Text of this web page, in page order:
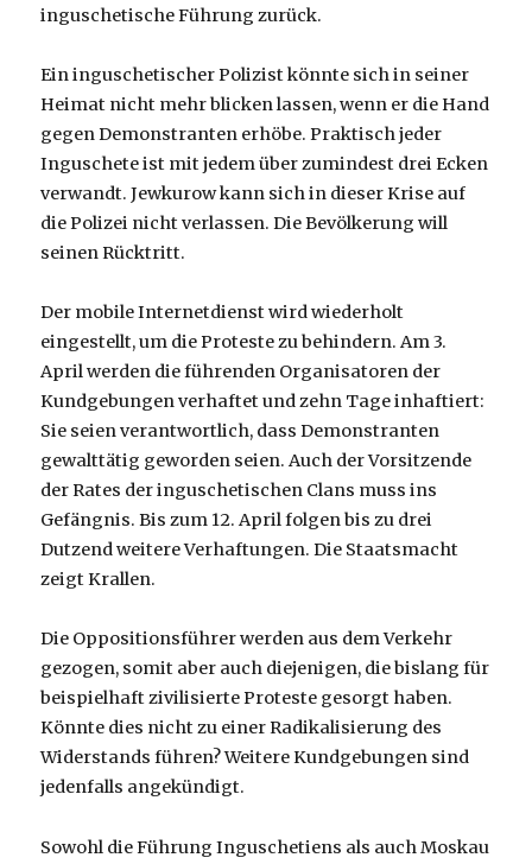
inguschetische Führung zurück.
Ein inguschetischer Polizist könnte sich in seiner
Heimat nicht mehr blicken lassen, wenn er die Hand
gegen Demonstranten erhöbe. Praktisch jeder
Inguschete ist mit jedem über zumindest drei Ecken
verwandt. Jewkurow kann sich in dieser Krise auf
die Polizei nicht verlassen. Die Bevölkerung will
seinen Rücktritt.
Der mobile Internetdienst wird wiederholt
eingestellt, um die Proteste zu behindern. Am 3.
April werden die führenden Organisatoren der
Kundgebungen verhaftet und zehn Tage inhaftiert:
Sie seien verantwortlich, dass Demonstranten
gewalttätig geworden seien. Auch der Vorsitzende
der Rates der inguschetischen Clans muss ins
Gefängnis. Bis zum 12. April folgen bis zu drei
Dutzend weitere Verhaftungen. Die Staatsmacht
zeigt Krallen.
Die Oppositionsführer werden aus dem Verkehr
gezogen, somit aber auch diejenigen, die bislang für
beispielhaft zivilisierte Proteste gesorgt haben.
Könnte dies nicht zu einer Radikalisierung des
Widerstands führen? Weitere Kundgebungen sind
jedenfalls angekündigt.
Sowohl die Führung Inguschetiens als auch Moskau